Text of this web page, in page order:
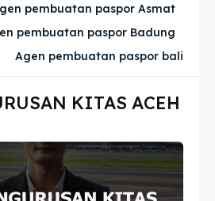
pembuatan paspor Asmat
pembuatan paspor Badung
Agen pembuatan paspor bali
KITAS ACEH